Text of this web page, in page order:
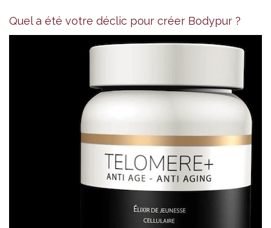
Quel a été votre déclic pour créer Bodypur ?